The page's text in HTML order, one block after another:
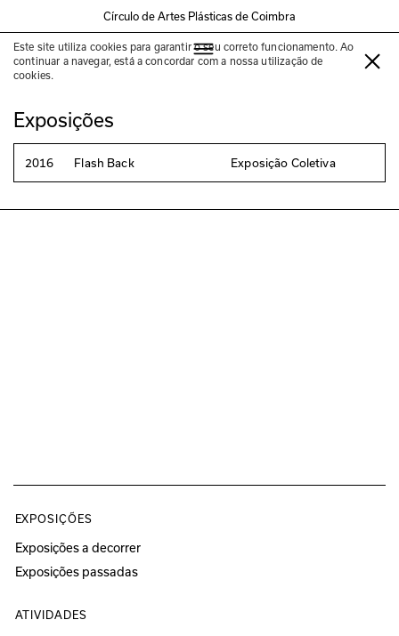
Círculo de Artes Plásticas de Coimbra
Este site utiliza cookies para garantir o seu correto funcionamento. Ao
continuar a navegar, está a concordar com a nossa utilização de
cookies.
Daniel Lopes
Exposições
2016 Flash Back Exposição Coletiva
EXPOSIÇÕES
Exposições a decorrer
Exposições passadas
ATIVIDADES